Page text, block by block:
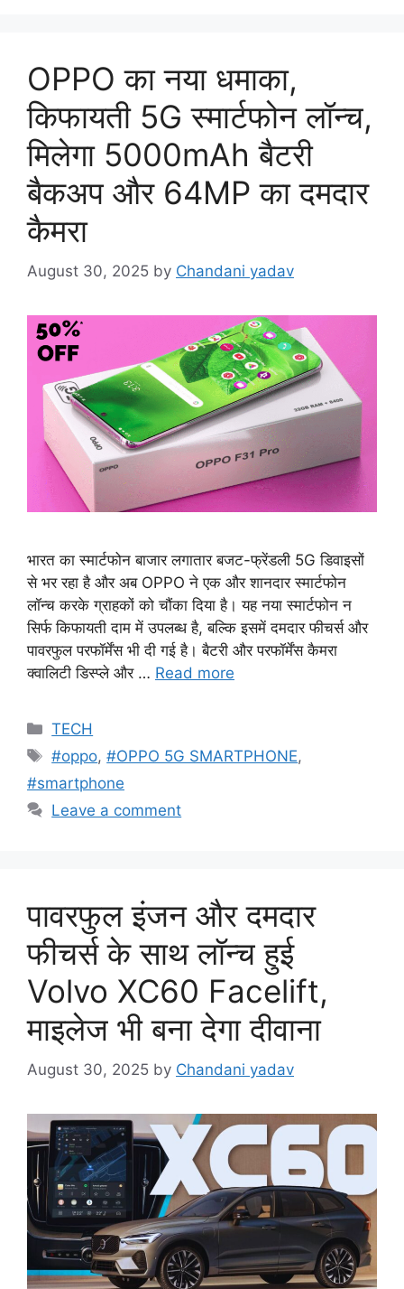
OPPO का नया धमाका,
किफायती 5G स्मार्टफोन लॉन्च,
मिलेगा 5000mAh बैटरी
बैकअप और 64MP का दमदार
कैमरा
August 30, 2025 by Chandani yadav
भारत का स्मार्टफोन बाजार लगातार बजट-फ्रेंडली 5G डिवाइसों
से भर रहा है और अब OPPO ने एक और शानदार स्मार्टफोन
लॉन्च करके ग्राहकों को चौंका दिया है। यह नया स्मार्टफोन न
सिर्फ किफायती दाम में उपलब्ध है, बल्कि इसमें दमदार फीचर्स और
पावरफुल परफॉर्मेंस भी दी गई है। बैटरी और परफॉर्मेंस कैमरा
क्वालिटी डिस्प्ले और … Read more
Categories
TECH
Tags
#oppo,#OPPO 5G SMARTPHONE,
#smartphone
Leave a comment
पावरफुल इंजन और दमदार
फीचर्स के साथ लॉन्च हुई
Volvo XC60 Facelift,
माइलेज भी बना देगा दीवाना
August 30, 2025 by Chandani yadav